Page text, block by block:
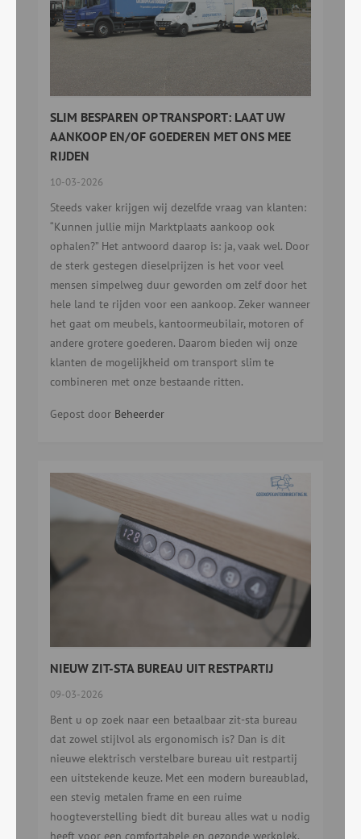
SLIM BESPAREN OP TRANSPORT: LAAT UW
AANKOOP EN/OF GOEDEREN MET ONS MEE
RIJDEN
10-03-2026
Steeds vaker krijgen wij dezelfde vraag van klanten:
“Kunnen jullie mijn Marktplaats aankoop ook
ophalen?” Het antwoord daarop is: ja, vaak wel. Door
de sterk gestegen dieselprijzen is het voor veel
mensen simpelweg duur geworden om zelf door het
hele land te rijden voor een aankoop. Zeker wanneer
het gaat om meubels, kantoormeubilair, motoren of
andere grotere goederen. Daarom bieden wij onze
klanten de mogelijkheid om transport slim te
combineren met onze bestaande ritten.
Gepost door Beheerder
NIEUW ZIT-STA BUREAU UIT RESTPARTIJ
09-03-2026
Bent u op zoek naar een betaalbaar zit-sta bureau
dat zowel stijlvol als ergonomisch is? Dan is dit
nieuwe elektrisch verstelbare bureau uit restpartij
een uitstekende keuze. Met een modern bureaublad,
een stevig metalen frame en een ruime
hoogteverstelling biedt dit bureau alles wat u nodig
heeft voor een comfortabele en gezonde werkplek.